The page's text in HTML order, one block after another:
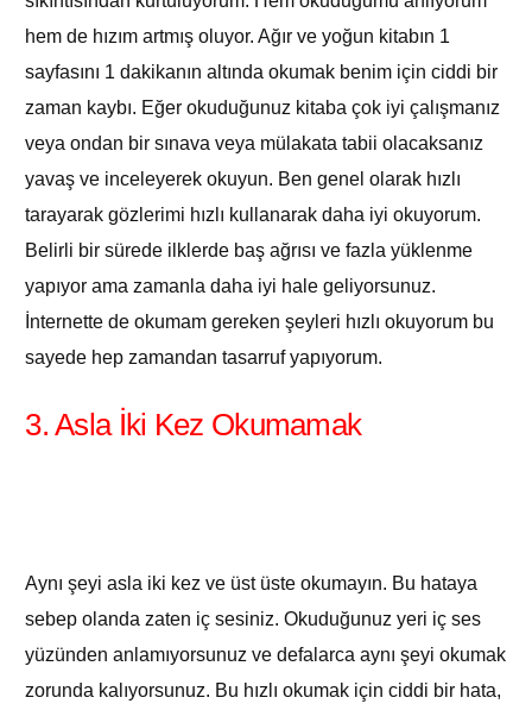
hem de hızım artmış oluyor. Ağır ve yoğun kitabın 1
sayfasını 1 dakikanın altında okumak benim için ciddi bir
zaman kaybı. Eğer okuduğunuz kitaba çok iyi çalışmanız
veya ondan bir sınava veya mülakata tabii olacaksanız
yavaş ve inceleyerek okuyun. Ben genel olarak hızlı
tarayarak gözlerimi hızlı kullanarak daha iyi okuyorum.
Belirli bir sürede ilklerde baş ağrısı ve fazla yüklenme
yapıyor ama zamanla daha iyi hale geliyorsunuz.
İnternette de okumam gereken şeyleri hızlı okuyorum bu
sayede hep zamandan tasarruf yapıyorum.
3. Asla İki Kez Okumamak
Aynı şeyi asla iki kez ve üst üste okumayın. Bu hataya
sebep olanda zaten iç sesiniz. Okuduğunuz yeri iç ses
yüzünden anlamıyorsunuz ve defalarca aynı şeyi okumak
zorunda kalıyorsunuz. Bu hızlı okumak için ciddi bir hata,